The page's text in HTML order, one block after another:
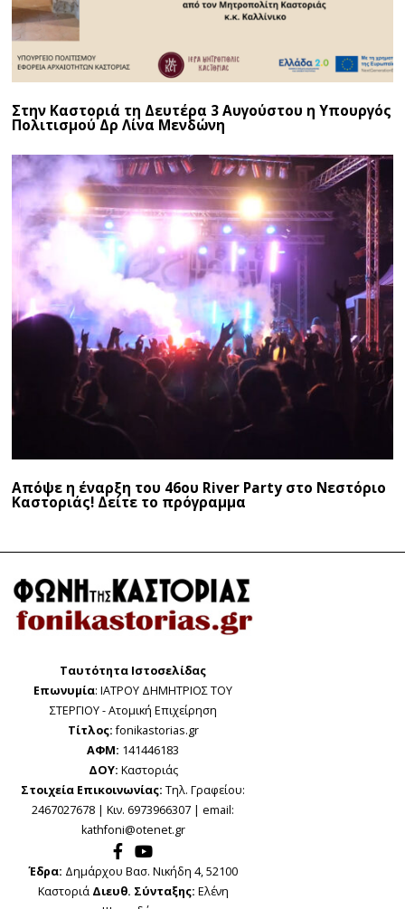
Στην Καστοριά τη Δευτέρα 3 Αυγούστου η Υπουργός
Πολιτισμού Δρ Λίνα Μενδώνη
Απόψε η έναρξη του 46ου River Party στο Νεστόριο
Καστοριάς! Δείτε το πρόγραμμα
Ταυτότητα Ιστοσελίδας
Επωνυμία: ΙΑΤΡΟΥ ΔΗΜΗΤΡΙΟΣ ΤΟΥ
ΣΤΕΡΓΙΟΥ - Ατομική Επιχείρηση
Τίτλος:fonikastorias.gr
ΑΦΜ: 141446183
ΔΟΥ: Καστοριάς
Στοιχεία Επικοινωνίας: Τηλ. Γραφείου:
2467027678 | Κιν. 6973966307 | email:
kathfoni@otenet.gr
Έδρα: Δημάρχου Βασ. Νικήδη 4, 52100
Καστοριά Διευθ. Σύνταξης: Ελένη